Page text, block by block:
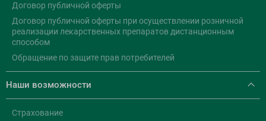
Договор публичной оферты
Договор публичной оферты при осуществлении розничной
реализации лекарственных препаратов дистанционным
способом
Обращение по защите прав потребителей
Наши возможности
Страхование